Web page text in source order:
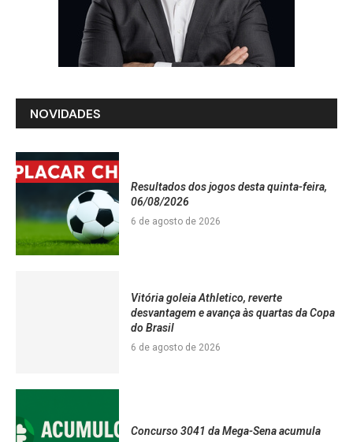
NOVIDADES
Resultados dos jogos desta quinta-feira,
06/08/2026
6 de agosto de 2026
Vitória goleia Athletico, reverte
desvantagem e avança às quartas da Copa
do Brasil
6 de agosto de 2026
Concurso 3041 da Mega-Sena acumula